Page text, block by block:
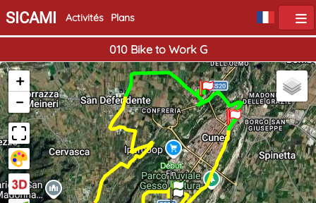
SICAMI Activités Plans
010 Bike to Work G
Début
Fin
+
−